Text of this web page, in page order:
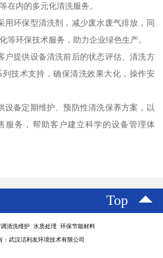
在内的多元化清洗服务。
用环保型清洗剂，减少废水废气排放，同
等环保技术服务，助力企业绿色生产。
户提供设备清洗前后的状态评估、清洗方
技术支持，确保清洗效果大化，操作安
设备定期维护、预防性清洗保养方案，以
服务，帮助客户建立科学的设备管理体
Top
调清洗维护 水质处理 环保节能材料
：武汉洁利友环境技术有限公司